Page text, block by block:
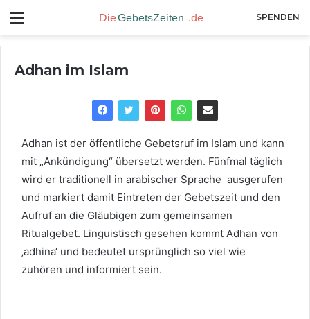
SPENDEN
Adhan im Islam
Adhan ist der öffentliche Gebetsruf im Islam und kann
mit „Ankündigung“ übersetzt werden. Fünfmal täglich
wird er traditionell in arabischer Sprache ausgerufen
und markiert damit Eintreten der Gebetszeit und den
Aufruf an die Gläubigen zum gemeinsamen
Ritualgebet. Linguistisch gesehen kommt Adhan von
‚adhina‘ und bedeutet ursprünglich so viel wie
zuhören und informiert sein.